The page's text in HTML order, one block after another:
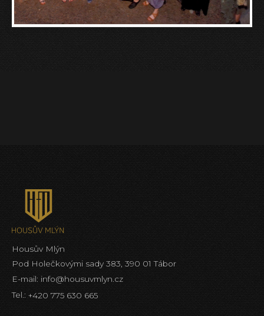
Housův Mlýn
Pod Holečkovými sady 383, 390 01 Tábor
E-mail: info@housuvmlyn.cz
Tel.: +420 775 630 665